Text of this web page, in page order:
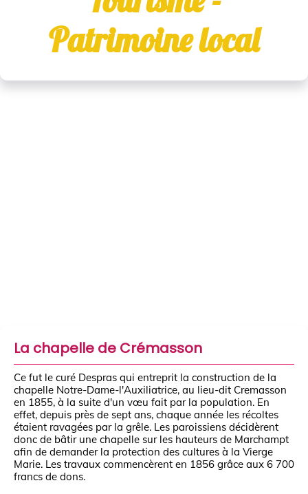
Patrimoine local
La chapelle de Crémasson
Ce fut le curé Despras qui entreprit la construction de la
chapelle Notre-Dame-l'Auxiliatrice, au lieu-dit Cremasson
en 1855, à la suite d'un vœu fait par la population. En
effet, depuis près de sept ans, chaque année les récoltes
étaient ravagées par la grêle. Les paroissiens décidèrent
donc de bâtir une chapelle sur les hauteurs de Marchampt
afin de demander la protection des cultures à la Vierge
Marie. Les travaux commencèrent en 1856 grâce aux 6 700
francs de dons.